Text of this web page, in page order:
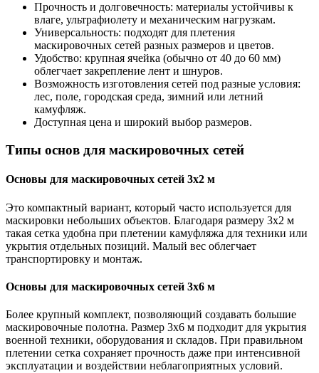
Прочность и долговечность: материалы устойчивы к
влаге, ультрафиолету и механическим нагрузкам.
Универсальность: подходят для плетения
маскировочных сетей разных размеров и цветов.
Удобство: крупная ячейка (обычно от 40 до 60 мм)
облегчает закрепление лент и шнуров.
Возможность изготовления сетей под разные условия:
лес, поле, городская среда, зимний или летний
камуфляж.
Доступная цена и широкий выбор размеров.
Типы основ для маскировочных сетей
Основы для маскировочных сетей 3х2 м
Это компактный вариант, который часто используется для
маскировки небольших объектов. Благодаря размеру 3х2 м
такая сетка удобна при плетении камуфляжа для техники или
укрытия отдельных позиций. Малый вес облегчает
транспортировку и монтаж.
Основы для маскировочных сетей 3х6 м
Более крупный комплект, позволяющий создавать большие
маскировочные полотна. Размер 3х6 м подходит для укрытия
военной техники, оборудования и складов. При правильном
плетении сетка сохраняет прочность даже при интенсивной
эксплуатации и воздействии неблагоприятных условий.